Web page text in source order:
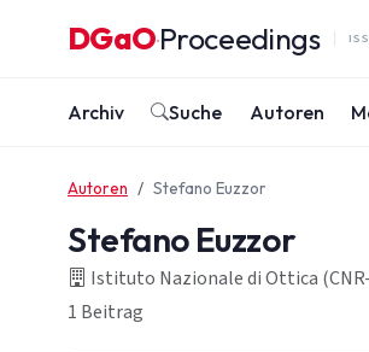
DGaO·Proceedings
Archiv Suche Autoren
Autoren Stefano Euzzor
Stefano Euzzor
Istituto Nazionale di Ottica
1 Beitrag